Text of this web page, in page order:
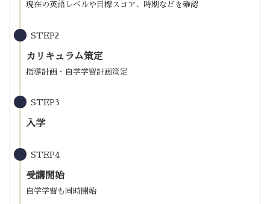
現在の英語レベルや目標スコア、時期などを確認
STEP2
カリキュラム策定
指導計画・自学学習計画策定
STEP3
入学
STEP4
受講開始
自学学習も同時開始